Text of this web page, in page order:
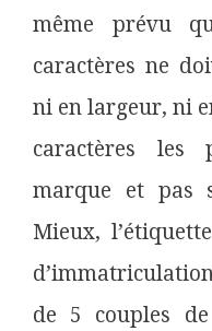
même prévu
caractères ne
ni en largeur, ni
caractères les
marque et pas
Mieux,
de 5 couples